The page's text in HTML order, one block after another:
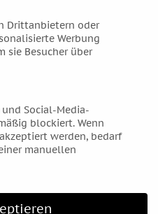
Drittanbietern oder
Werbung
sie Besucher über
Social-Media-
blockiert. Wenn
werden, bedarf
manuellen